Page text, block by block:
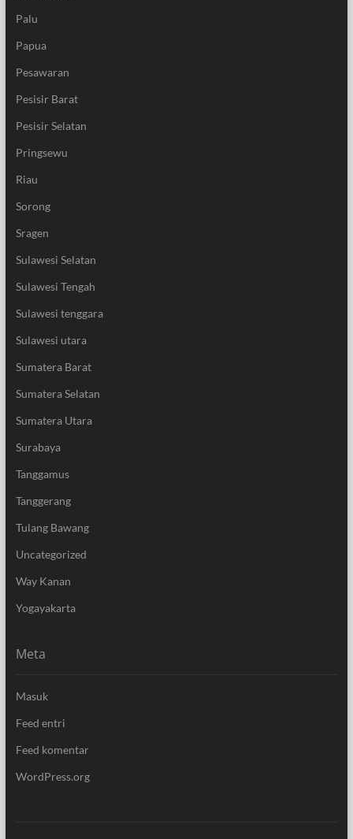
Palu
Papua
Pesawaran
Pesisir Barat
Pesisir Selatan
Pringsewu
Riau
Sorong
Sragen
Sulawesi Selatan
Sulawesi Tengah
Sulawesi tenggara
Sulawesi utara
Sumatera Barat
Sumatera Selatan
Sumatera Utara
Surabaya
Tanggamus
Tanggerang
Tulang Bawang
Uncategorized
Way Kanan
Yogayakarta
Meta
Masuk
Feed entri
Feed komentar
WordPress.org